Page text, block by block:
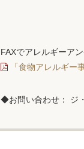
FAXでアレルギーア
「食物アレルギー
◆お問い合わせ： ジ